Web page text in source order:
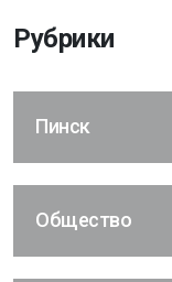
Рубрики
Пинск
Общество